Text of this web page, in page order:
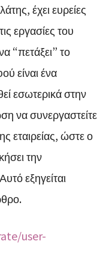
έχει ευρείες
εργασίες του
“πετάξει” το
είναι ένα
εσωτερικά στην
να συνεργαστείτε
εταιρείας, ώστε ο
την
εξηγείται
user-